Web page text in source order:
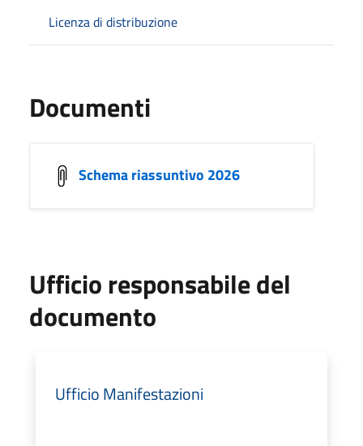
Licenza di distribuzione
Documenti
Schema riassuntivo 2026
Ufficio responsabile del
documento
Ufficio Manifestazioni